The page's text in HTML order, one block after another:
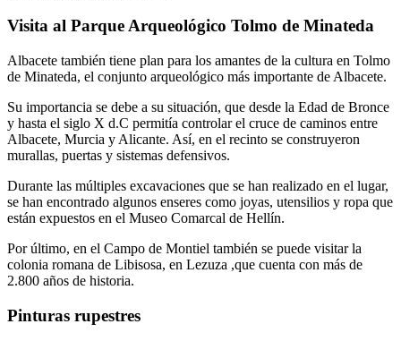
Visita al Parque Arqueológico Tolmo de Minateda
Albacete también tiene plan para los amantes de la cultura en Tolmo
de Minateda, el conjunto arqueológico más importante de Albacete.
Su importancia se debe a su situación, que desde la Edad de Bronce
y hasta el siglo X d.C permitía controlar el cruce de caminos entre
Albacete, Murcia y Alicante. Así, en el recinto se construyeron
murallas, puertas y sistemas defensivos.
Durante las múltiples excavaciones que se han realizado en el lugar,
se han encontrado algunos enseres como joyas, utensilios y ropa que
están expuestos en el Museo Comarcal de Hellín.
Por último, en el Campo de Montiel también se puede visitar la
colonia romana de Libisosa, en Lezuza ,que cuenta con más de
2.800 años de historia.
Pinturas rupestres